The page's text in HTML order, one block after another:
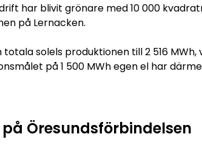
har blivit grönare med 10 000
på Lernacken.
totala solels produktionen till 2 516
på 1 500 MWh egen el har
Öresundsförbindelsen